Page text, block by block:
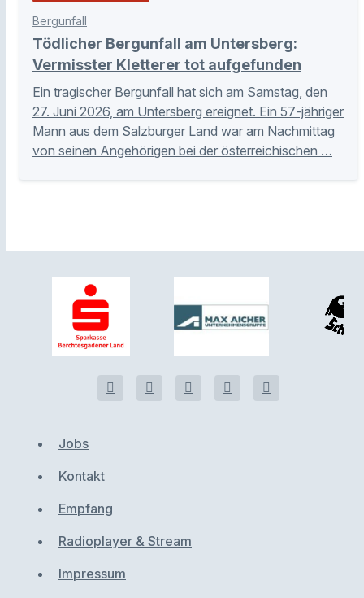
Bergunfall
Tödlicher Bergunfall am Untersberg:
Vermisster Kletterer tot aufgefunden
Ein tragischer Bergunfall hat sich am Samstag, den
27. Juni 2026, am Untersberg ereignet. Ein 57-jähriger
Mann aus dem Salzburger Land war am Nachmittag
von seinen Angehörigen bei der österreichischen …
Jobs
Kontakt
Empfang
Radioplayer & Stream
Impressum